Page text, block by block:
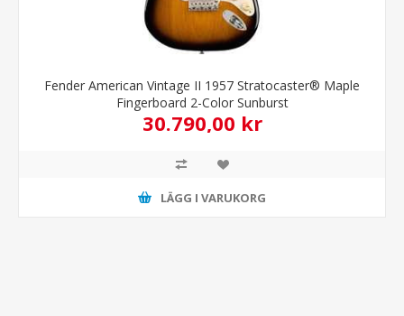
Fender American Vintage II 1957 Stratocaster® Maple
Fingerboard 2-Color Sunburst
30.790,00 kr
LÄGG I VARUKORG